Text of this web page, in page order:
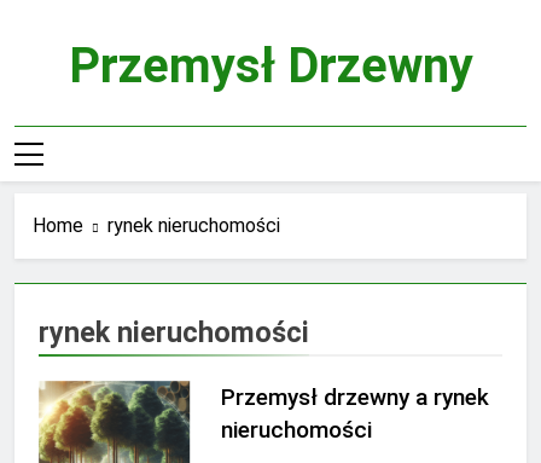
Przemysł Drzewny
Home rynek nieruchomości
rynek nieruchomości
Przemysł drzewny a rynek
nieruchomości